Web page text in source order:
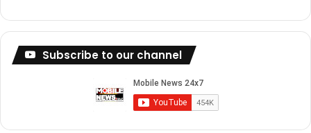
Subscribe to our channel